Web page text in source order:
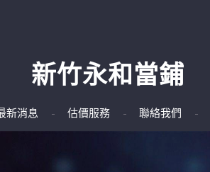
新竹永和當鋪
新消息 估價服務 聯絡我們